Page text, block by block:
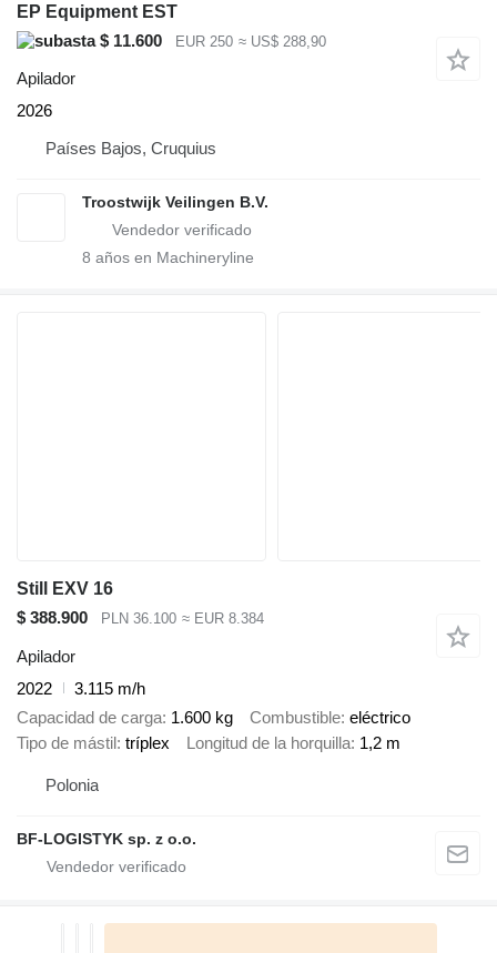
EP Equipment EST
$ 11.600
EUR 250 ≈ US$ 288,90
Apilador
2026
Países Bajos, Cruquius
Troostwijk Veilingen B.V.
8 años en Machineryline
Still EXV 16
$ 388.900
PLN 36.100 ≈ EUR 8.384
Apilador
2022
3.115 m/h
Capacidad de carga 1.600 kg Combustible eléctrico
Tipo de mástil tríplex Longitud de la horquilla 1,2 m
Polonia
BF-LOGISTYK sp. z o.o.